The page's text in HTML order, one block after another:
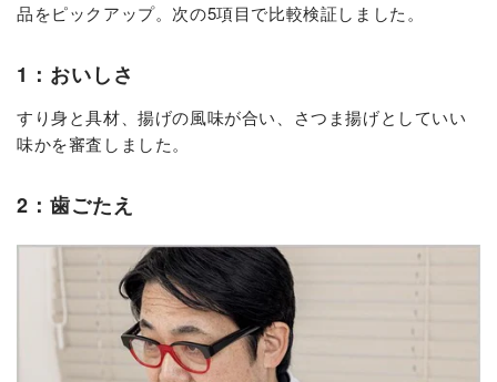
品をピックアップ。次の5項目で比較検証しました。
1：おいしさ
すり身と具材、揚げの風味が合い、さつま揚げとしていい
味かを審査しました。
2：歯ごたえ